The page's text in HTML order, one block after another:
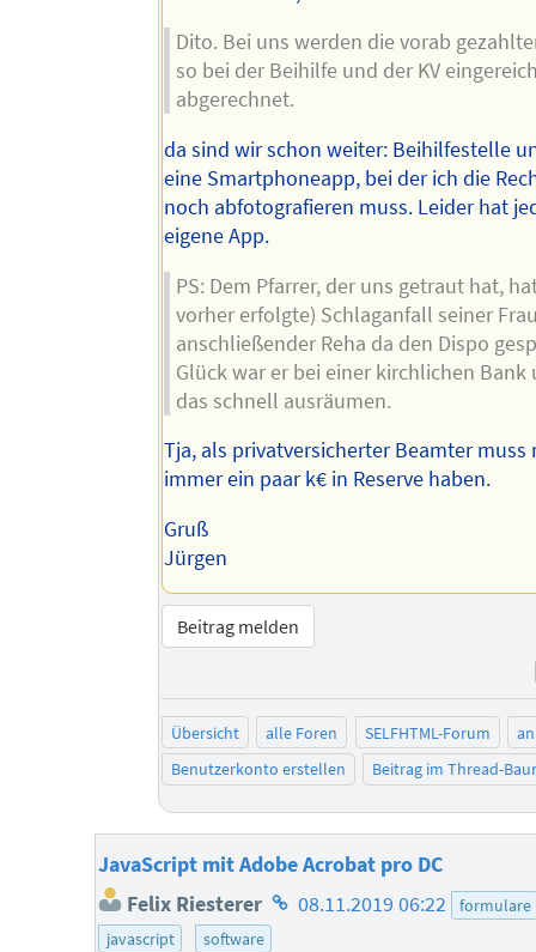
Dito. Bei uns werden die vorab
so bei der Beihilfe und der KV
abgerechnet.
da sind wir schon weiter: Beihilfestelle
eine Smartphoneapp, bei der ich die
noch abfotografieren muss. Leider hat
eigene App.
PS: Dem Pfarrer, der uns getraut hat,
vorher erfolgte) Schlaganfall seiner
anschließender Reha da den Dispo
Glück war er bei einer kirchlichen
das schnell ausräumen.
Tja, als privatversicherter Beamter muss
immer ein paar k€ in Reserve haben.
Gruß
Jürgen
Beitrag melden
Übersicht alle Foren SELFHTML-Forum
Benutzerkonto erstellen
Beitrag im Thread-
JavaScript mit Adobe Acrobat pro DC
Felix Riesterer Homepage
des
08.11.2019 06:22
formulare
javascript
software